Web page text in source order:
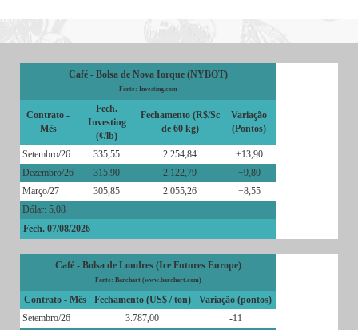
Café - Bolsa de Nova Iorque (NYBOT)
Fonte: Investing.com
Contrato -
Mês
Fech.
Investing
(¢/lb)
Fechamento (R$/Sc
de 60 kg)
Variação
(Pontos)
Setembro/26 335,55 2.254,84
+13,90
Dezembro/26
315,90 2.122,79
+9,80
Março/27
305,85 2.055,26
+8,55
Dólar: 5,08
Fech. 07/08/2026
Café - Bolsa de Londres (Ice Futures Europe)
Fonte: Barchart (www.barchart.com)
Contrato - Mês Fechamento (US$ / ton)
Variação (pontos)
Setembro/26
3.787,00
-11